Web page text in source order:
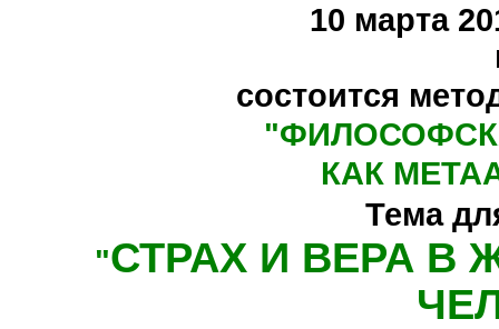
10 марта
состоится
"
КАК
Тема
"СТРАХ И ВЕРА В